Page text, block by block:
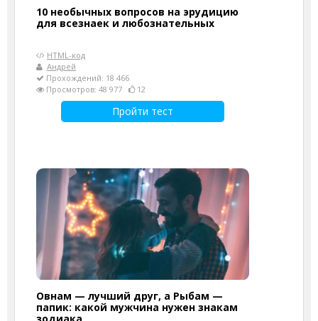
10 необычных вопросов на эрудицию
для всезнаек и любознательных
HTML-код
Андрей
Прохождений: 18 466
Просмотров: 48 977
12
Пройти тест
Овнам — лучший друг, а Рыбам —
папик: какой мужчина нужен знакам